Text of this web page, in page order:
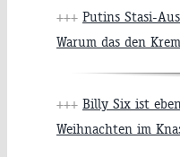
+++ Putins Stasi-
Warum das den
+++ Billy Six ist
Weihnachten im